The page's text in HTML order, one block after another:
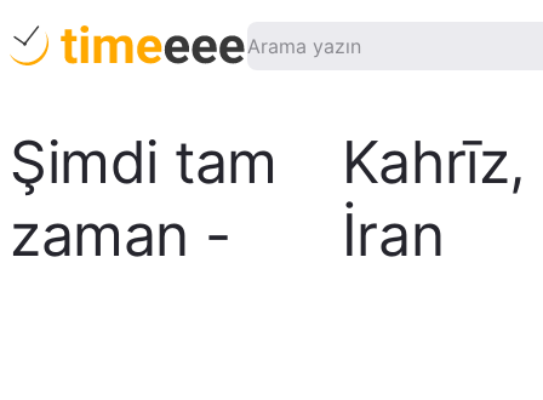
Şimdi tam
zaman -
Kahrīz,
İran